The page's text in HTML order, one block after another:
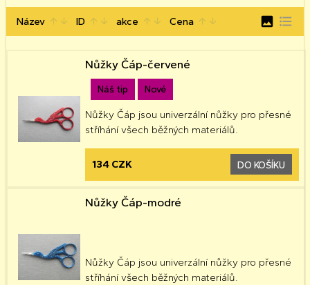
Název arrow_upward arrow_downward ID arrow_upward arrow_downward akce arrow_upward arrow_downward Cena arrow_upward arrow_downward image format_list_bulleted
Náš tip Nové
Nůžky Čáp-červené
Nůžky Čáp jsou univerzální nůžky pro přesné
stříhání všech běžných materiálů.
134 CZK DO KOŠÍKU
Nůžky Čáp-modré
Nůžky Čáp jsou univerzální nůžky pro přesné
stříhání všech běžných materiálů.